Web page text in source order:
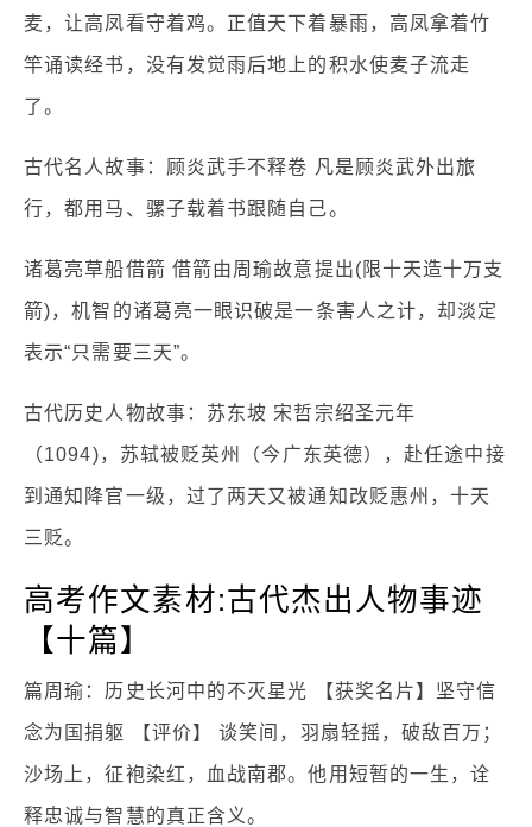
麦，让高凤看守着鸡。正值天下着暴雨，高凤拿着竹
竿诵读经书，没有发觉雨后地上的积水使麦子流走
了。
古代名人故事：顾炎武手不释卷 凡是顾炎武外出旅
行，都用马、骡子载着书跟随自己。
诸葛亮草船借箭 借箭由周瑜故意提出(限十天造十万支
箭)，机智的诸葛亮一眼识破是一条害人之计，却淡定
表示“只需要三天”。
古代历史人物故事：苏东坡 宋哲宗绍圣元年
（1094)，苏轼被贬英州（今广东英德），赴任途中接
到通知降官一级，过了两天又被通知改贬惠州，十天
三贬。
高考作文素材:古代杰出人物事迹
【十篇】
篇周瑜：历史长河中的不灭星光 【获奖名片】坚守信
念为国捐躯 【评价】 谈笑间，羽扇轻摇，破敌百万；
沙场上，征袍染红，血战南郡。他用短暂的一生，诠
释忠诚与智慧的真正含义。